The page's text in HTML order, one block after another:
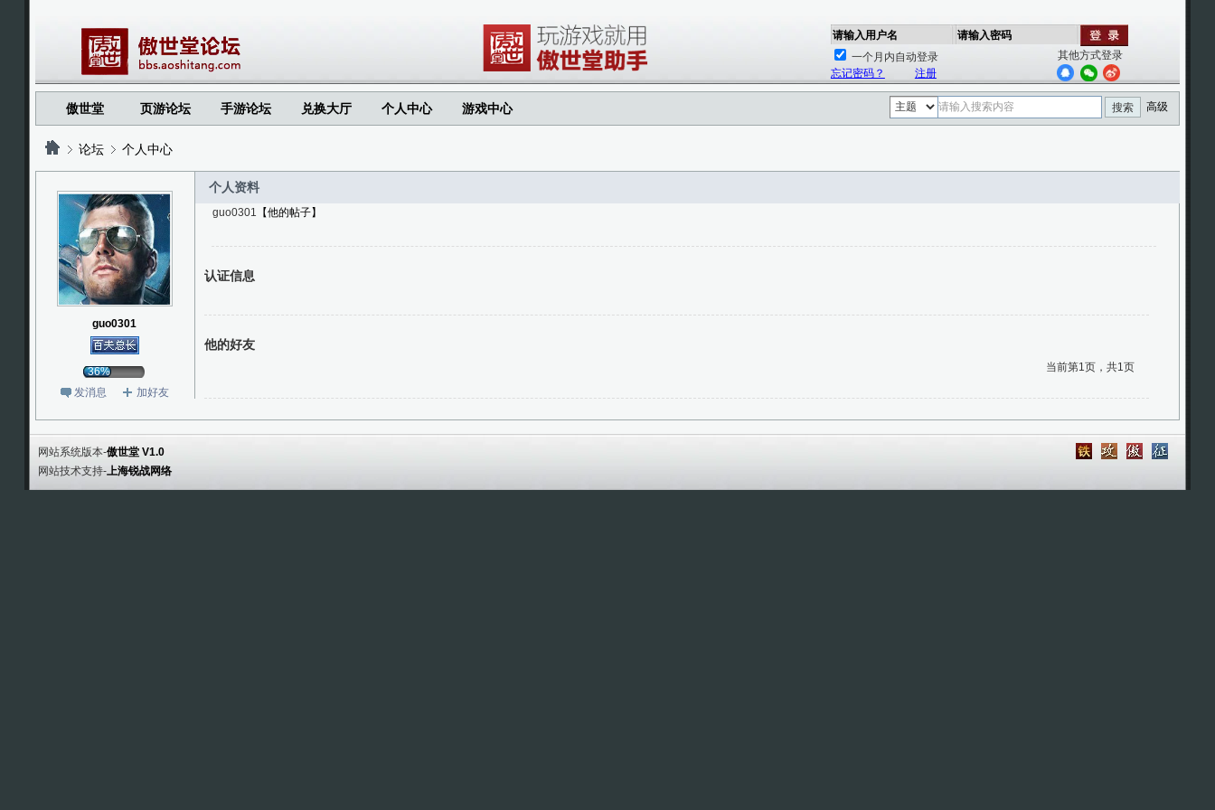
请输入用户名
请输入密码
一个月内自动登录
忘记密码？
注册
其他方式登录
傲世堂 页游论坛 手游论坛 兑换大厅 个人中心 游戏中心 搜索 高级
论坛
?
个人中心
guo0301
36%
发消息
加好友
个人资料
guo0301 【他的帖子】
认证信息
他的好友
当前第1页，共1页
网站系统版本-傲世堂 V1.0
网站技术支持-上海锐战网络